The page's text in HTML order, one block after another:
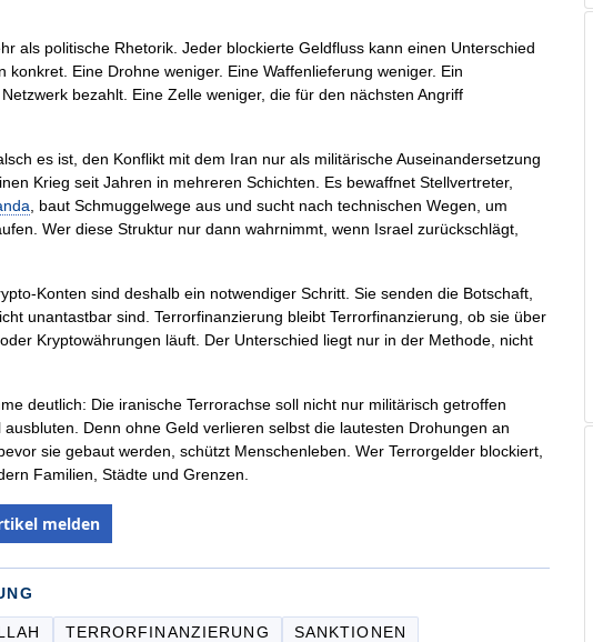
als politische Rhetorik. Jeder blockierte Geldfluss kann einen Unterschied
konkret. Eine Drohne weniger. Eine Waffenlieferung weniger. Ein
bezahlt. Eine Zelle weniger, die für den nächsten Angriff
es ist, den Konflikt mit dem Iran nur als militärische Auseinandersetzung
Krieg seit Jahren in mehreren Schichten. Es bewaffnet Stellvertreter,
, baut Schmuggelwege aus und sucht nach technischen Wegen, um
Wer diese Struktur nur dann wahrnimmt, wenn Israel zurückschlägt,
Konten sind deshalb ein notwendiger Schritt. Sie senden die Botschaft,
unantastbar sind. Terrorfinanzierung bleibt Terrorfinanzierung, ob sie über
Kryptowährungen läuft. Der Unterschied liegt nur in der Methode, nicht
deutlich: Die iranische Terrorachse soll nicht nur militärisch getroffen
Denn ohne Geld verlieren selbst die lautesten Drohungen an
sie gebaut werden, schützt Menschenleben. Wer Terrorgelder blockiert,
Familien, Städte und Grenzen.
melden
TERRORFINANZIERUNG SANKTIONEN